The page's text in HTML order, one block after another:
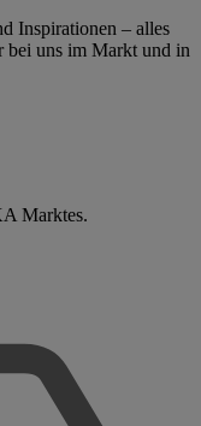
Inspirationen – alles
bei uns im Markt und in
Marktes.